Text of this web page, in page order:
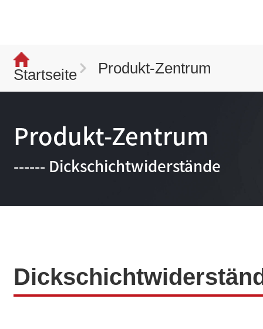
Startseite Produkt-Zentrum
Produkt-Zentrum
------ Dickschichtwiderstände